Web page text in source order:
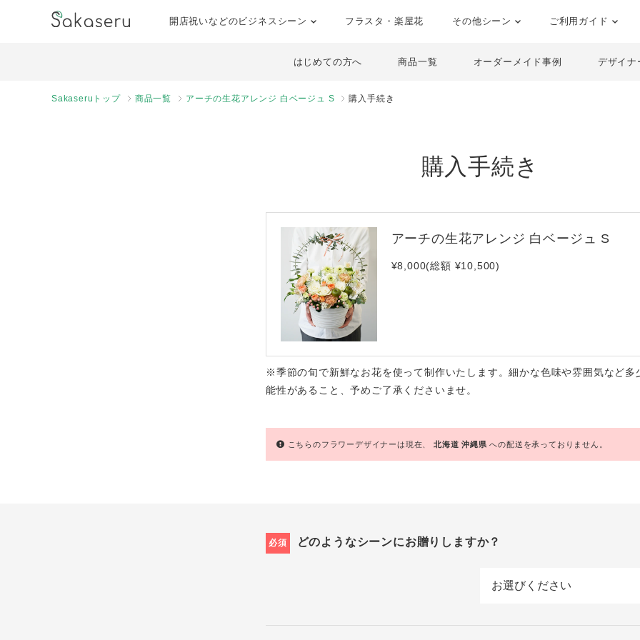
開店祝いなどのビジネスシーン フラスタ・楽屋花 その他シーン ご利用ガイド
はじめての方へ 商品一覧 オーダーメイド事例 デザイナ
Sakaseruトップ 商品一覧 アーチの生花アレンジ 白ベージュ S 購入手続き
購入手続き
アーチの生花アレンジ 白ベージュ S
¥8,000(総額 ¥10,500)
※季節の旬で新鮮なお花を使って制作いたします。細かな色味や雰囲気など多
能性があること、予めご了承くださいませ。
こちらのフラワーデザイナーは現在、北海道沖縄県への配送を承っておりません。
必須 どのようなシーンにお贈りしますか？